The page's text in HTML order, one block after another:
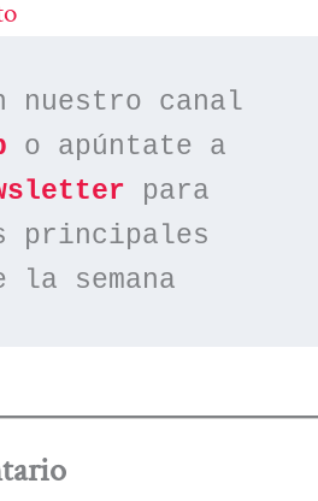
nuestro canal
o apúntate a
para
principales
semana